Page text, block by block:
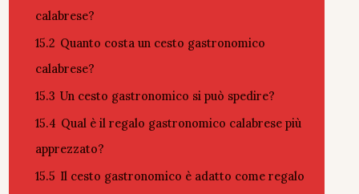
calabrese?
15.2 Quanto costa un cesto gastronomico
calabrese?
15.3 Un cesto gastronomico si può spedire?
15.4 Qual è il regalo gastronomico calabrese più
apprezzato?
15.5 Il cesto gastronomico è adatto come regalo